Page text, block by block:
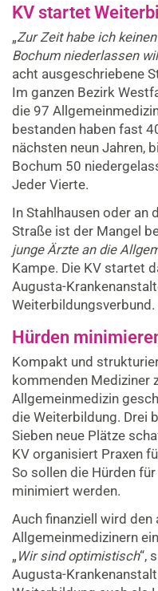
KV startet
„Zur Zeit habe ich
Bochum niederlassen
acht ausgeschriebene
Im ganzen Bezirk
die 97
bestanden haben fast
nächsten neun Jahren,
Bochum 50
Jeder Vierte.
In Stahlhausen oder an
Straße ist der Mangel
junge Ärzte an die
Kampe. Die KV startet
Augusta-
Weiterbildungsverbund.
Hürden
Kompakt und
kommenden Mediziner
Allgemeinmedizin
die Weiterbildung. Drei
Sieben neue Plätze
KV organisiert Praxen
So sollen die Hürden
minimiert werden.
Auch finanziell wird den
Allgemeinmedizinern
„ Wir sind optimistisch“,
Augusta-